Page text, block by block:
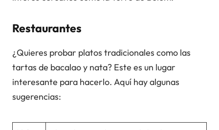
Restaurantes
¿Quieres probar platos tradicionales como las
tartas de bacalao y nata? Este es un lugar
interesante para hacerlo. Aquí hay algunas
sugerencias: